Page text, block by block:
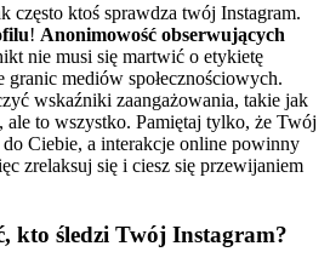
często ktoś sprawdza twój Instagram.
! Anonimowość obserwujących
nie musi się martwić o etykietę
granic mediów społecznościowych.
wskaźniki zaangażowania, takie jak
ale to wszystko. Pamiętaj tylko, że Twój
Ciebie, a interakcje online powinny
zrelaksuj się i ciesz się przewijaniem
kto śledzi Twój Instagram?